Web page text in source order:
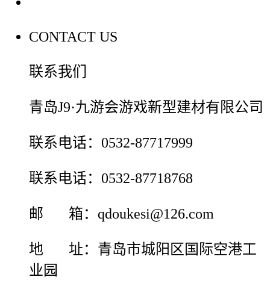
CONTACT US
联系我们
青岛J9·九游会游戏新型建材有限公司
联系电话：0532-87717999
联系电话：0532-87718768
邮 箱：qdoukesi@126.com
地 址：青岛市城阳区国际空港工
业园